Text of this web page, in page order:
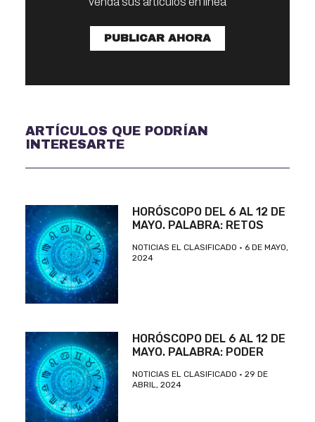
PUBLICAR AHORA
ARTÍCULOS QUE PODRÍAN
INTERESARTE
HORÓSCOPO DEL 6 AL 12 DE
MAYO. PALABRA: RETOS
NOTICIAS EL CLASIFICADO
6 DE MAYO,
2024
HORÓSCOPO DEL 6 AL 12 DE
MAYO. PALABRA: PODER
NOTICIAS EL CLASIFICADO
29 DE
ABRIL, 2024